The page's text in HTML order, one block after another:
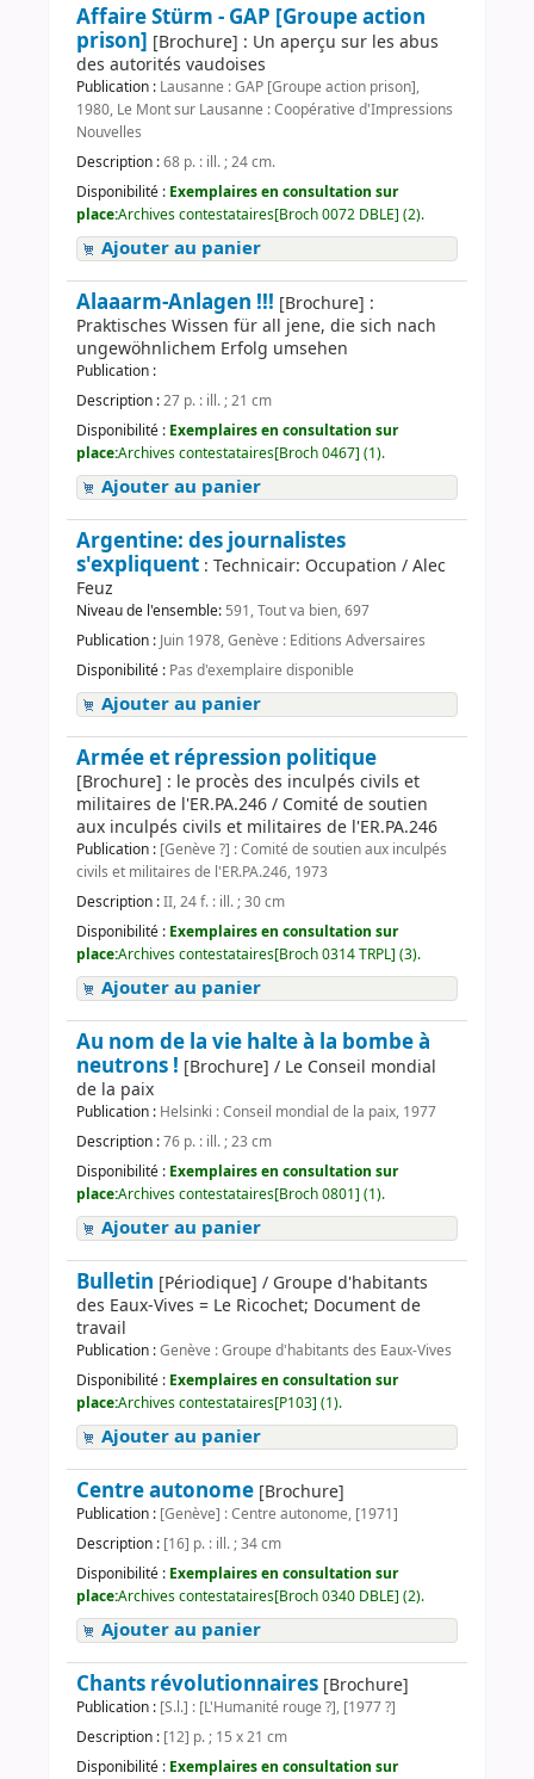
Affaire Stürm - GAP [Groupe action
prison] [Brochure] : Un aperçu sur les abus
des autorités vaudoises
Publication : Lausanne : GAP [Groupe action prison],
1980, Le Mont sur Lausanne : Coopérative d'Impressions
Nouvelles
Description :68 p. : ill. ; 24 cm.
Disponibilité : Exemplaires en consultation sur
place:Archives contestataires[Broch 0072 DBLE] (2).
Ajouter au panier
Alaaarm-Anlagen !!! [Brochure] :
Praktisches Wissen für all jene, die sich nach
ungewöhnlichem Erfolg umsehen
Publication :
Description :27 p. : ill. ; 21 cm
Disponibilité : Exemplaires en consultation sur
place:Archives contestataires[Broch 0467] (1).
Ajouter au panier
Argentine: des journalistes
s'expliquent : Technicair: Occupation / Alec
Feuz
Niveau de l'ensemble: 591, Tout va bien, 697
Publication : Juin 1978, Genève : Editions Adversaires
Disponibilité : Pas d'exemplaire disponible
Ajouter au panier
Armée et répression politique
[Brochure] : le procès des inculpés civils et
militaires de l'ER.PA.246 / Comité de soutien
aux inculpés civils et militaires de l'ER.PA.246
Publication : [Genève ?] : Comité de soutien aux inculpés
civils et militaires de l'ER.PA.246, 1973
Description :II, 24 f. : ill. ; 30 cm
Disponibilité : Exemplaires en consultation sur
place:Archives contestataires[Broch 0314 TRPL] (3).
Ajouter au panier
Au nom de la vie halte à la bombe à
neutrons ! [Brochure] / Le Conseil mondial
de la paix
Publication : Helsinki : Conseil mondial de la paix, 1977
Description :76 p. : ill. ; 23 cm
Disponibilité : Exemplaires en consultation sur
place:Archives contestataires[Broch 0801] (1).
Ajouter au panier
Bulletin [Périodique] / Groupe d'habitants
des Eaux-Vives = Le Ricochet; Document de
travail
Publication :Genève : Groupe d'habitants des Eaux-Vives
Disponibilité : Exemplaires en consultation sur
place:Archives contestataires[P103] (1).
Ajouter au panier
Centre autonome [Brochure]
Publication : [Genève] : Centre autonome, [1971]
Description : [16] p. : ill. ; 34 cm
Disponibilité : Exemplaires en consultation sur
place:Archives contestataires[Broch 0340 DBLE] (2).
Ajouter au panier
Chants révolutionnaires [Brochure]
Publication : [S.l.] : [L'Humanité rouge ?], [1977 ?]
Description : [12] p. ; 15 x 21 cm
Disponibilité : Exemplaires en consultation sur